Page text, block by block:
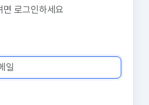
면 로그인하세요